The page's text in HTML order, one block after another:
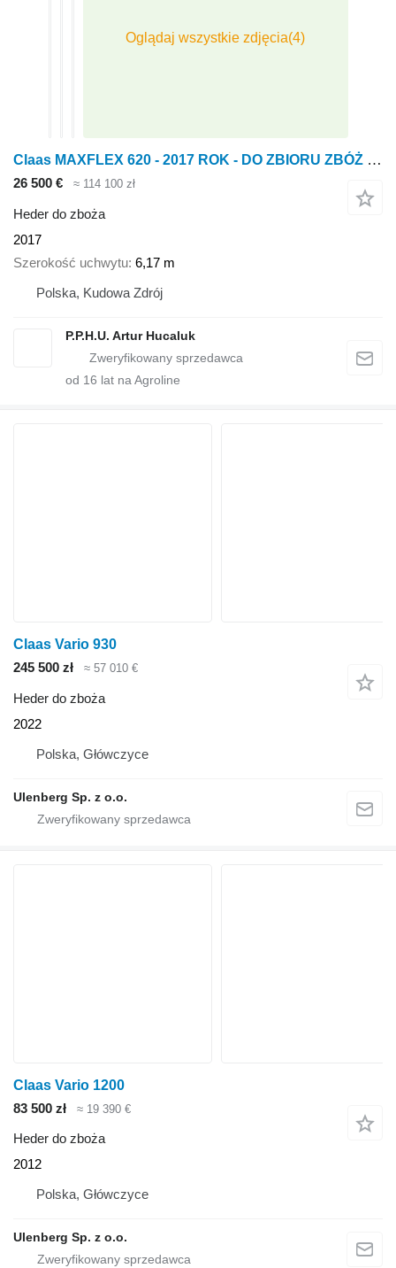
Claas MAXFLEX 620 - 2017 ROK - DO ZBIORU ZBÓŻ SOI GROCHU SOCZEWICY
26 500 € ≈ 114 100 zł
Heder do zboża
2017
Szerokość uchwytu 6,17 m
Polska, Kudowa Zdrój
P.P.H.U. Artur Hucaluk
od 16 lat na Agroline
Claas Vario 930
245 500 zł
≈ 57 010 €
Heder do zboża
2022
Polska, Główczyce
Ulenberg Sp. z o.o.
Claas Vario 1200
83 500 zł
≈ 19 390 €
Heder do zboża
2012
Polska, Główczyce
Ulenberg Sp. z o.o.